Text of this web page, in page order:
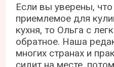
Если вы уверены,
приемлемое для
кухня, то Ольга с
обратное. Наша
многих странах и